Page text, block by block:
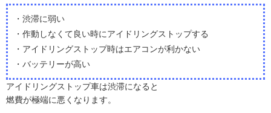
・渋滞に弱い
・作動しなくて良い時にアイドリングストップする
・アイドリングストップ時はエアコンが利かない
・バッテリーが高い
アイドリングストップ車は渋滞になると
燃費が極端に悪くなります。